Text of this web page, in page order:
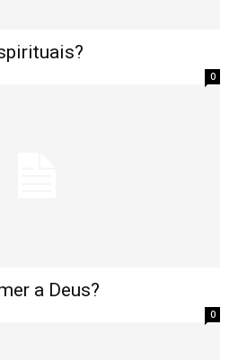
0
a Deus?
0